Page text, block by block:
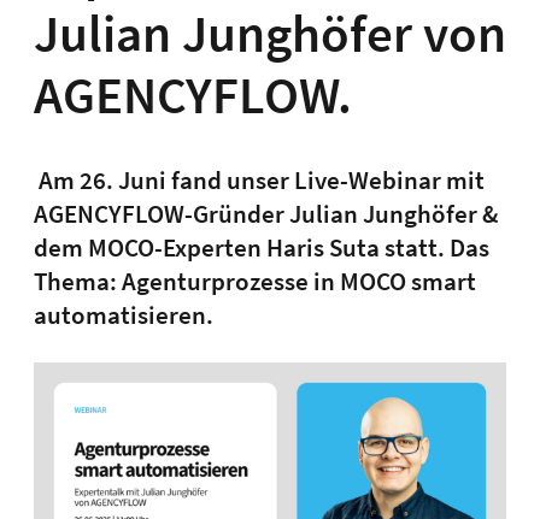
Julian Junghöfer von
AGENCYFLOW.
Am 26. Juni fand unser Live-Webinar mit
AGENCYFLOW-Gründer Julian Junghöfer &
dem MOCO-Experten Haris Suta statt. Das
Thema: Agenturprozesse in MOCO smart
automatisieren.